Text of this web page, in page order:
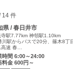
件
県 / 春日井市
寺駅7.77km 神領駅1.10km
川駅からバスで20分、篠木8丁
高速 春…
時間 6:00～24:00
料金 600円～